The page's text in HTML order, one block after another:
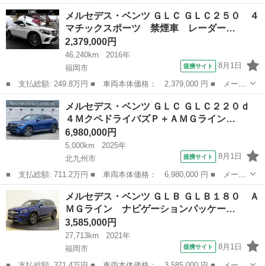
名： メルセデス・ベンツ ■ 車種名： Ａクラス ■ グレード
名： Ａ１８０ ディ―ラー車 右ハンドル ハーフレザーパワーシ
ート クルーズコント...
熊本 熊本市 Ａクラス
メルセデス・ベンツ ＧＬＣ ＧＬＣ２５０ ４
マチックスポーツ 禁煙車 レーダー…
2,379,000円
46,240km
2016年
福岡市
提携サイト 8月1日
■ 支払総額: 249.8万円 ■ 車両本体価格： 2,379,000 円 ■ メーカ
ー名： メルセデス・ベンツ ■ 車種名： ＧＬＣ ■ グレード
名： ＧＬＣ２５０ ４マチックスポーツ 禁煙車 レーダーセーフ
ティパッケー...
福岡 福岡市 ベンツ（メルセデス）
メルセデス・ベンツ ＧＬＣ ＧＬＣ２２０ｄ
４ＭクペドライバズＰ＋ＡＭＧライン…
6,980,000円
5,000km
2025年
北九州市
提携サイト 8月1日
■ 支払総額: 711.2万円 ■ 車両本体価格： 6,980,000 円 ■ メーカ
ー名： メルセデス・ベンツ ■ 車種名： ＧＬＣ ■ グレード
名： ＧＬＣ２２０ｄ ４ＭクペドライバズＰ＋ＡＭＧラインＰ パ
ノラミックス...
福岡 ベンツ（メルセデス）
メルセデス・ベンツ ＧＬＢ ＧＬＢ１８０ Ａ
ＭＧライン ナビゲーションパッケー…
3,585,000円
27,713km
2021年
福岡市
提携サイト 8月1日